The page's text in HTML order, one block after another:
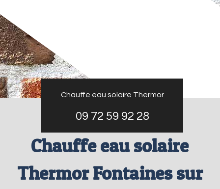
Chauffe eau solaire Thermor
09 72 59 92 28
Chauffe eau solaire
Thermor Fontaines sur